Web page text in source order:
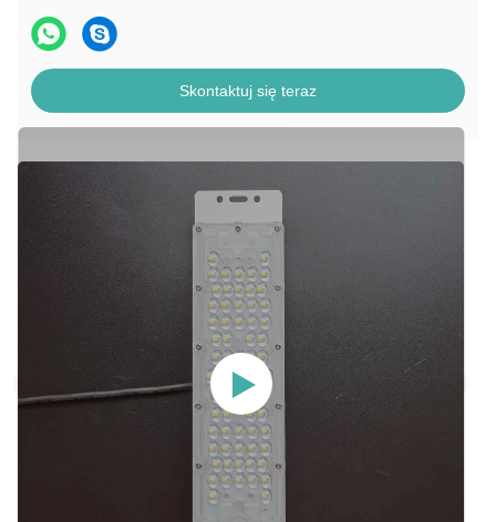
Skontaktuj się teraz